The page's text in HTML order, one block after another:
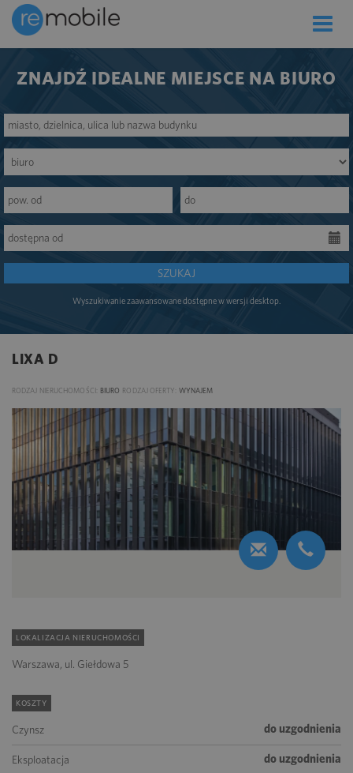
Toggle
ZNAJDŹ IDEALNE MIEJSCE NA BIURO
SZUKAJ
Wyszukiwanie zaawansowane dostępne w wersji desktop.
LIXA D
RODZAJ NIERUCHOMOŚCI: BIURO RODZAJ OFERTY: WYNAJEM
LOKALIZACJA NIERUCHOMOŚCI
Warszawa, ul. Giełdowa 5
KOSZTY
Czynsz do uzgodnienia
Eksploatacja do uzgodnienia